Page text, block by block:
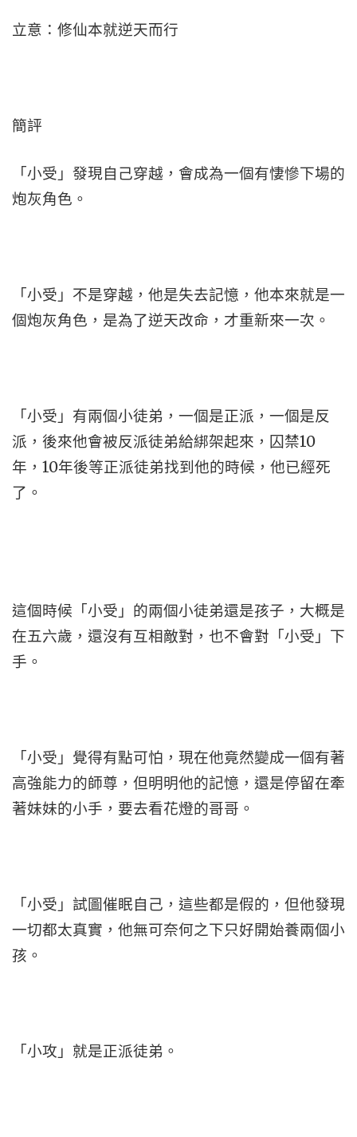
立意：修仙本就逆天而行
簡評
「小受」發現自己穿越，會成為一個有悽慘下場的
炮灰角色。
「小受」不是穿越，他是失去記憶，他本來就是一
個炮灰角色，是為了逆天改命，才重新來一次。
「小受」有兩個小徒弟，一個是正派，一個是反
派，後來他會被反派徒弟給綁架起來，囚禁10
年，10年後等正派徒弟找到他的時候，他已經死
了。
這個時候「小受」的兩個小徒弟還是孩子，大概是
在五六歲，還沒有互相敵對，也不會對「小受」下
手。
「小受」覺得有點可怕，現在他竟然變成一個有著
高強能力的師尊，但明明他的記憶，還是停留在牽
著妹妹的小手，要去看花燈的哥哥。
「小受」試圖催眠自己，這些都是假的，但他發現
一切都太真實，他無可奈何之下只好開始養兩個小
孩。
「小攻」就是正派徒弟。